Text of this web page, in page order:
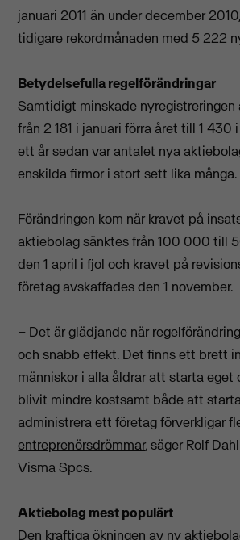
januari 2011 än under december
tidigare rekordmånaden med 5 222
Betydelsefulla regelförändringar
Samtidigt minskade nyregistreringen
från 2 181 i januari förra året till 1 430
ett år sedan var antalet nya
enskilda firmor i stort sett lika många.
Förändringen kom när kravet på
aktiebolag sänktes från 100 000 till
den 1 april i fjol och kravet på
företag avskaffades den 1 november.
– Det är glädjande när
och snabb effekt. Det finns ett brett
människor i alla åldrar att starta eget
blivit mindre kostsamt både att
administrera ett företag förverkligar
entreprenörsdrömmar, säger Rolf
Visma Spcs.
Aktiebolag mest populärt
Den kraftiga ökningen av ny